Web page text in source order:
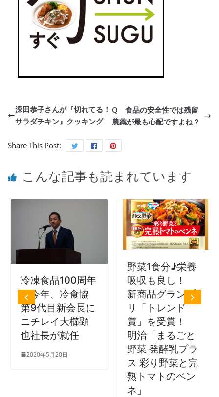
深田恭子さんが『切れてる！
サラダチキン』クッキング
Q 食品の安全性では残留
農薬が最も心配ですよね？
Share This Post:
こんな記事も読まれています
冷凍食品100周年
の今年、冷食協
第9代目新会長に
ニチレイ大櫛顕
也社長が就任
2020年5月20日
野菜1食分♪栄養
吸収も良し！
新商品グランプ
リ「トレンド
賞」を受賞！
明治「まるごと
野菜 発酵乳プラ
ス 彩り野菜と完
熟トマトのペン
ネ」